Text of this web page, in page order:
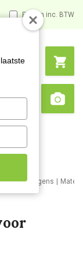
Prijzen inc. BTW
Search
en werkwagens